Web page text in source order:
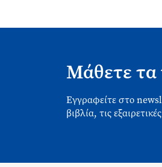
Μάθετε τα
Εγγραφείτε στο
βιβλία, τις